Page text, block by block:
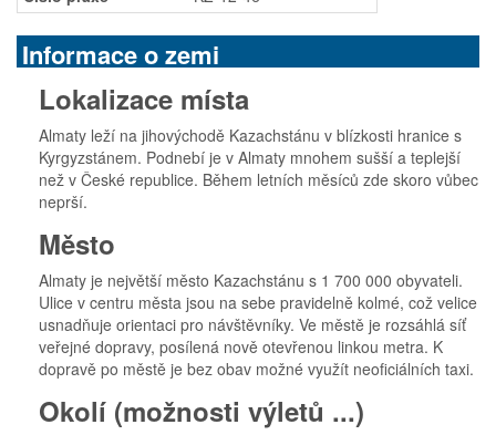
Informace o zemi
Lokalizace místa
Almaty leží na jihovýchodě Kazachstánu v blízkosti hranice s
Kyrgyzstánem. Podnebí je v Almaty mnohem sušší a teplejší
než v České republice. Během letních měsíců zde skoro vůbec
neprší.
Město
Almaty je největší město Kazachstánu s 1 700 000 obyvateli.
Ulice v centru města jsou na sebe pravidelně kolmé, což velice
usnadňuje orientaci pro návštěvníky. Ve městě je rozsáhlá síť
veřejné dopravy, posílená nově otevřenou linkou metra. K
dopravě po městě je bez obav možné využít neoficiálních taxi.
Okolí (možnosti výletů ...)